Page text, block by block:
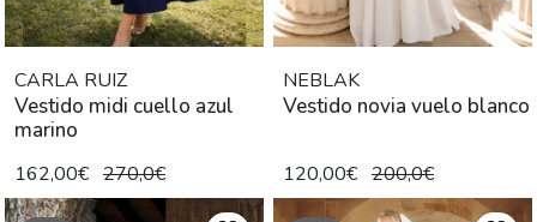
CARLA RUIZ
Vestido midi cuello azul
marino
162,00€ 270,0€
NEBLAK
Vestido novia vuelo blanco
120,00€ 200,0€